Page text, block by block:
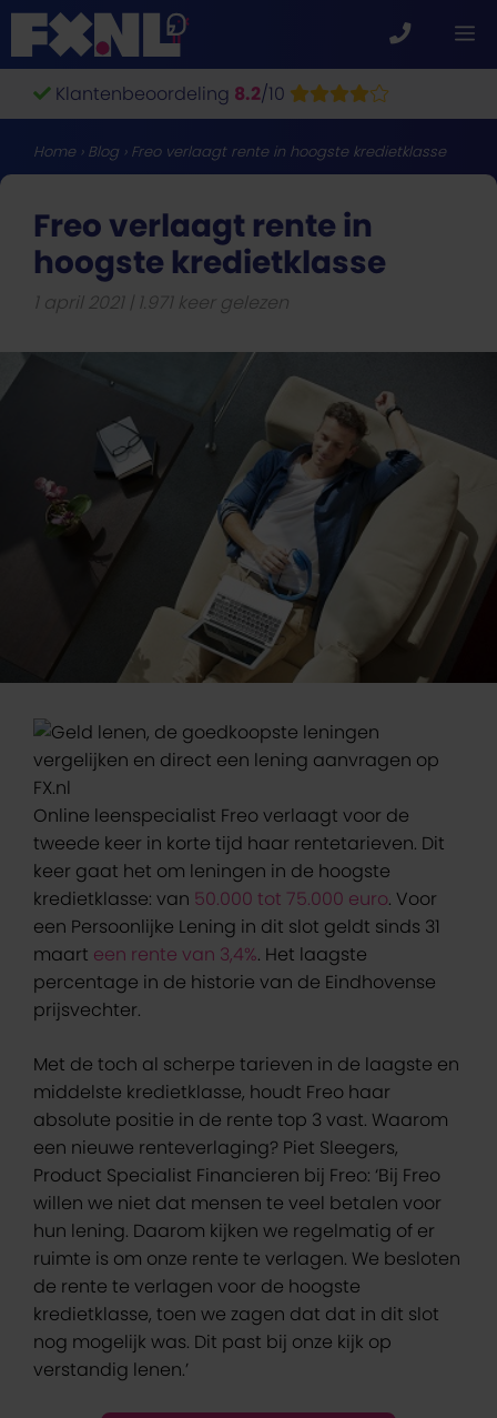
Ga
naar
de
inhoudKlantenbeoordeling 8.2/10
Home› Blog › Freo verlaagt rente in hoogste kredietklasse
Freo verlaagt rente in
hoogste kredietklasse
1 april 2021 1.971 keer gelezen
Online leenspecialist Freo verlaagt voor de
tweede keer in korte tijd haar rentetarieven. Dit
keer gaat het om leningen in de hoogste
kredietklasse: van 50.000 tot 75.000 euro. Voor
een Persoonlijke Lening in dit slot geldt sinds 31
maart een rente van 3,4%. Het laagste
percentage in de historie van de Eindhovense
prijsvechter.
Met de toch al scherpe tarieven in de laagste en
middelste kredietklasse, houdt Freo haar
absolute positie in de rente top 3 vast. Waarom
een nieuwe renteverlaging? Piet Sleegers,
Product Specialist Financieren bij Freo: ‘Bij Freo
willen we niet dat mensen te veel betalen voor
hun lening. Daarom kijken we regelmatig of er
ruimte is om onze rente te verlagen. We besloten
de rente te verlagen voor de hoogste
kredietklasse, toen we zagen dat dat in dit slot
nog mogelijk was. Dit past bij onze kijk op
verstandig lenen.’